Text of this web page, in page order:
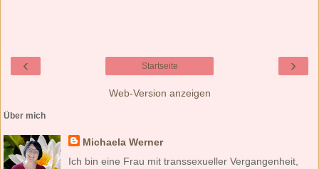
‹ ›
Startseite
Web-Version anzeigen
Über mich
Michaela Werner
Ich bin eine Frau mit transsexueller Vergangenheit,